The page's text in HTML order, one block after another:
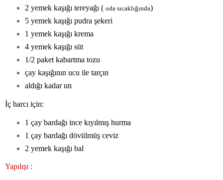
2 yemek kaşığı tereyağı ( oda sıcaklığında)
5 yemek kaşığı pudra şekeri
1 yemek kaşığı krema
4 yemek kaşığı süt
1/2 paket kabartma tozu
çay kaşığının ucu ile tarçın
aldığı kadar un
İç harcı için:
1 çay bardağı ince kıyılmış hurma
1 çay bardağı dövülmüş ceviz
2 yemek kaşığı bal
Yapılışı :